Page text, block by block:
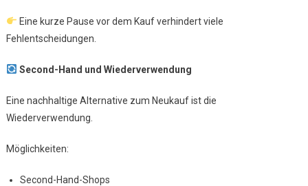
Eine kurze Pause vor dem Kauf verhindert viele
Fehlentscheidungen.
Second-Hand und Wiederverwendung
Eine nachhaltige Alternative zum Neukauf ist die
Wiederverwendung.
Möglichkeiten:
Second-Hand-Shops